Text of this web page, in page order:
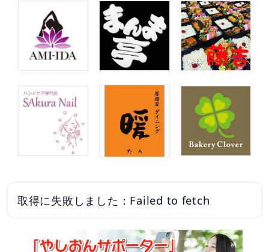
取得に失敗しました：Failed to fetch